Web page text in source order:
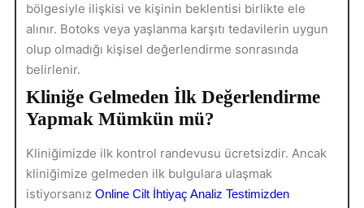
bölgesiyle ilişkisi ve kişinin beklentisi birlikte ele
alınır. Botoks veya yaşlanma karşıtı tedavilerin uygun
olup olmadığı kişisel değerlendirme sonrasında
belirlenir.
Kliniğe Gelmeden İlk Değerlendirme
Yapmak Mümkün mü?
Kliniğimizde ilk kontrol randevusu ücretsizdir. Ancak
kliniğimize gelmeden ilk bulgulara ulaşmak
istiyorsanız Online Cilt İhtiyaç Analiz Testimizden